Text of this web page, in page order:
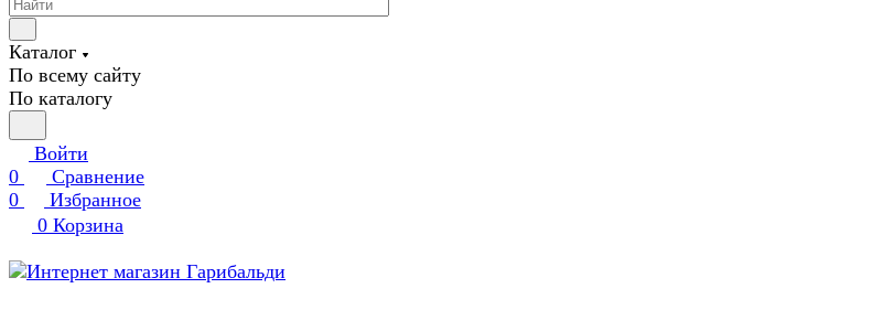
Каталог
По всему сайту
По каталогу
Войти
0
Сравнение
0
Избранное
0 Корзина